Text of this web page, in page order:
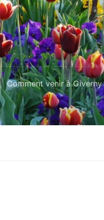
Comment venir à Giverny